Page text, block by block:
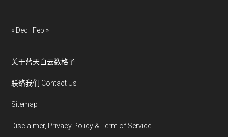
« Dec Feb »
关于蓝天白云数格子
联络我们 Contact Us
Sitemap
Disclaimer, Privacy Policy & Term of Service